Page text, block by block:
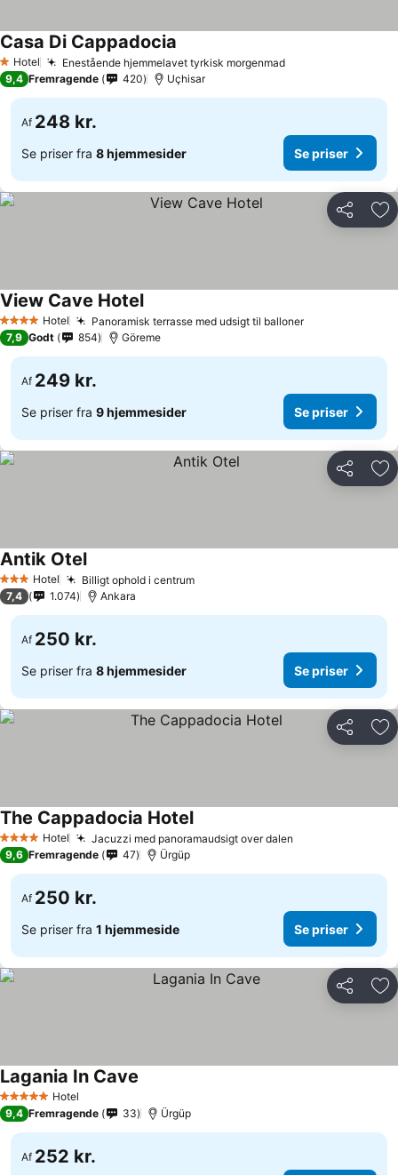
1 Stjerner
Hotel Enestående hjemmelavet tyrkisk morgenmad
Casa Di Cappadocia
9,4 Fremragende 420 Uçhisar
Af 248 kr.
Se priser fra 8 hjemmesider Se priser
Del
4 StjernerHotel Panoramisk terrasse med udsigt til balloner
View Cave Hotel
7,9 Godt 854 Göreme
Af 249 kr.
Se priser fra 9 hjemmesider Se priser
Del
3 StjernerHotel Billigt ophold i centrum
Antik Otel
7,4 1.074 Ankara
Af 250 kr.
Se priser fra 8 hjemmesider Se priser
Del
4 StjernerHotel Jacuzzi med panoramaudsigt over dalen
The Cappadocia Hotel
9,6 Fremragende 47 Ürgüp
Af 250 kr.
Se priser fra 1 hjemmeside Se priser
Del
5 Stjerner Hotel
Lagania In Cave
9,4 Fremragende 33 Ürgüp
Af 252 kr.